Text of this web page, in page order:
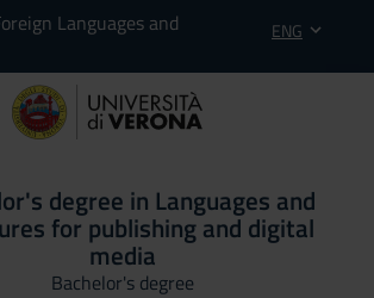
Languages and
ENG
degree in Languages and
for publishing and digital
media
Bachelor's degree